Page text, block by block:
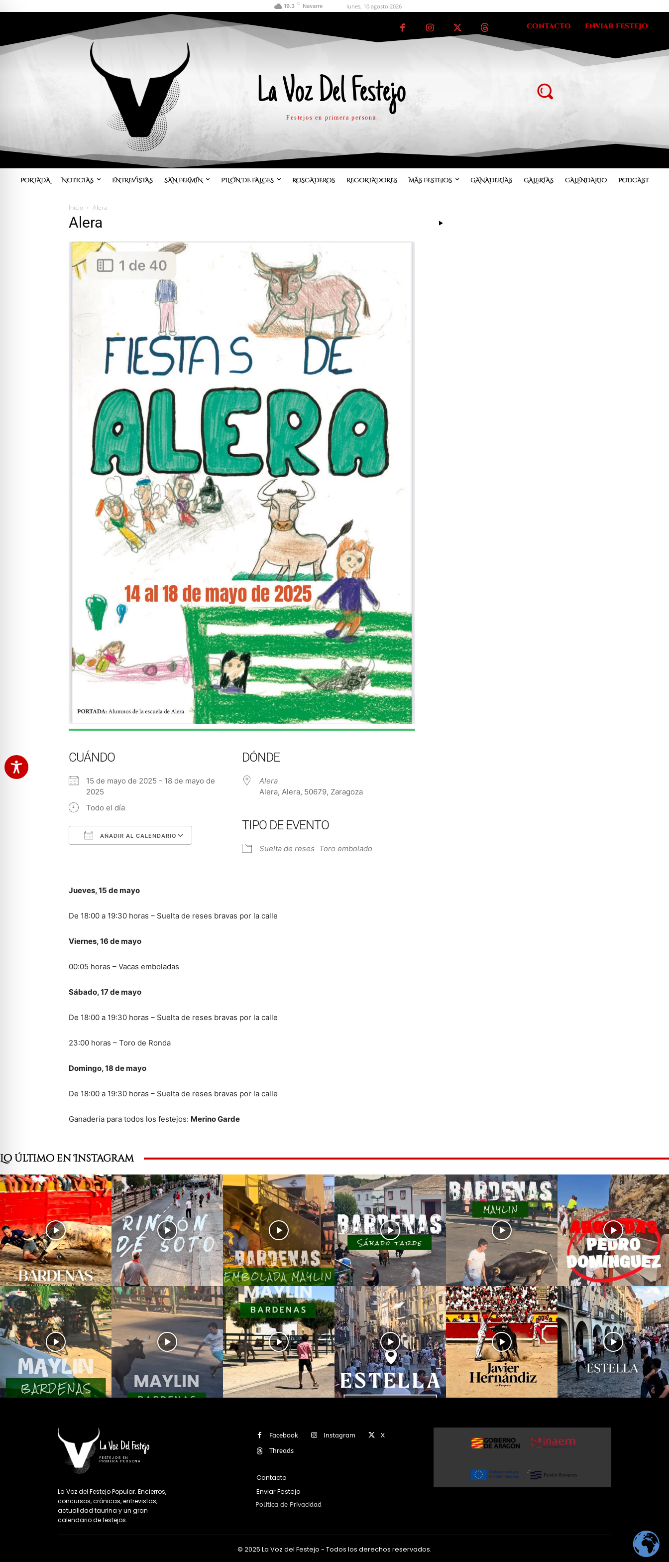
19.3 C Navarre lunes, 10 agosto 2026
La Voz Del Festejo
Festejos en primera persona
CONTACTO ENVIAR FESTEJO
PORTADA NOTICIAS ENTREVISTAS SAN FERMÍN PILÓN DE FALCES ROSCADEROS RECORTADORES MÁS FESTEJOS GANADERÍAS GALERÍAS CALENDARIO PODCAST
Inicio Alera
Alera
CUÁNDO
15 de mayo de 2025 - 18 de mayo de
2025
Todo el día
AÑADIR AL CALENDARIO
Google Calendar
DÓNDE
Alera
Alera, Alera, 50679, Zaragoza
TIPO DE EVENTO
Suelta de reses Toro embolado
Jueves, 15 de mayo
De 18:00 a 19:30 horas – Suelta de reses bravas por la calle
Viernes, 16 de mayo
00:05 horas – Vacas emboladas
Sábado, 17 de mayo
De 18:00 a 19:30 horas – Suelta de reses bravas por la calle
23:00 horas – Toro de Ronda
Domingo, 18 de mayo
De 18:00 a 19:30 horas – Suelta de reses bravas por la calle
Ganadería para todos los festejos: Merino Garde
Lo último en Instagram
La Voz Del Festejo
FESTEJOS EN
PRIMERA PERSONA
La Voz del Festejo Popular. Encierros,
concursos, crónicas, entrevistas,
actualidad taurina y un gran
calendario de festejos.
Facebook Instagram X
Threads
Contacto
Enviar Festejo
Política de Privacidad
© 2025 La Voz del Festejo - Todos los derechos reservados.